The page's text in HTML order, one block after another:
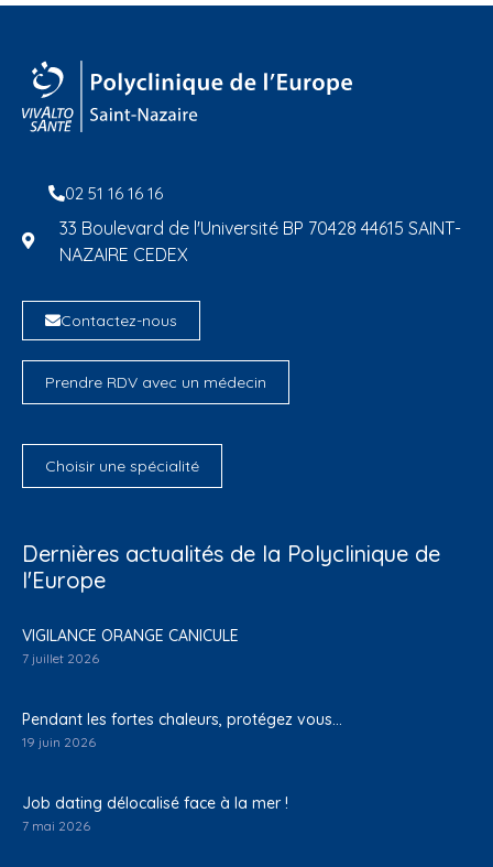
02 51 16 16 16
33 Boulevard de l'Université BP 70428 44615 SAINT-
NAZAIRE CEDEX
Contactez-nous
Prendre RDV avec un médecin
Choisir une spécialité
Dernières actualités de la Polyclinique de
l'Europe
VIGILANCE ORANGE CANICULE
7 juillet 2026
Pendant les fortes chaleurs, protégez vous…
19 juin 2026
Job dating délocalisé face à la mer !
7 mai 2026